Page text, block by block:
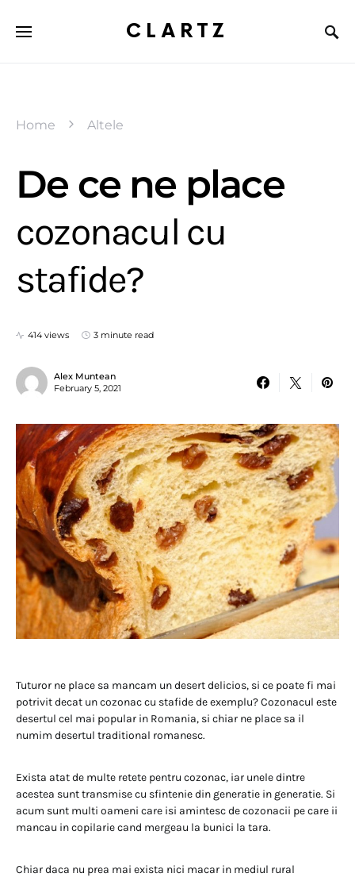
CLARTZ
Home Altele
De ce ne place
cozonacul cu
stafide?
414 views 3 minute read
Alex Muntean
February 5, 2021
Tuturor ne place sa mancam un desert delicios, si ce poate fi mai
potrivit decat un cozonac cu stafide de exemplu? Cozonacul este
desertul cel mai popular in Romania, si chiar ne place sa il
numim desertul traditional romanesc.
Exista atat de multe retete pentru cozonac, iar unele dintre
acestea sunt transmise cu sfintenie din generatie in generatie. Si
acum sunt multi oameni care isi amintesc de cozonacii pe care ii
mancau in copilarie cand mergeau la bunici la tara.
Chiar daca nu prea mai exista nici macar in mediul rural